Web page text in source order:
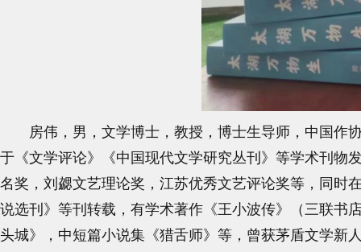
房伟，男，文学博士，教授，博士生导师，中国作
于《文学评论》《中国现代文学研究丛刊》等学术刊物
名奖，刘勰文艺理论奖，江苏优秀文艺评论奖等，同时
说选刊》等刊转载，有学术著作《王小波传》（三联书
头城》，中短篇小说集《猎舌师》等，曾获茅盾文学新